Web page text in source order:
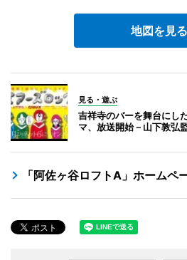
地図を見る
見る・遊ぶ
吉祥寺のバーを舞台にし
マ、放送開始－山下敦弘
「阿佐ヶ谷ロフトA」ホームペ